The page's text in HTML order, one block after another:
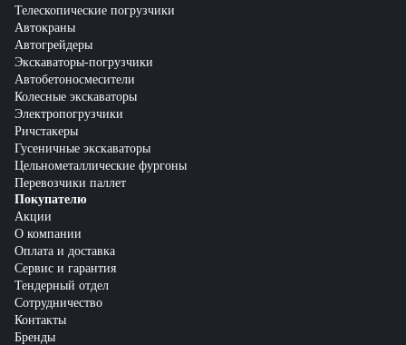
Телескопические погрузчики
Автокраны
Автогрейдеры
Экскаваторы-погрузчики
Автобетоносмесители
Колесные экскаваторы
Электропогрузчики
Ричстакеры
Гусеничные экскаваторы
Цельнометаллические фургоны
Перевозчики паллет
Покупателю
Акции
О компании
Оплата и доставка
Сервис и гарантия
Тендерный отдел
Сотрудничество
Контакты
Бренды